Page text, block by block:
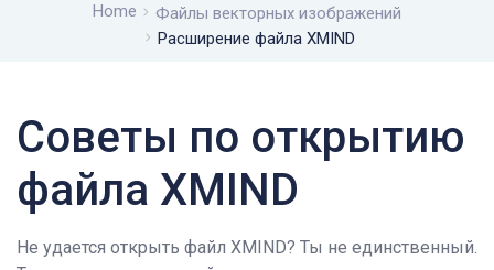
Home
Файлы векторных изображений
Расширение файла XMIND
Советы по открытию
файла XMIND
Не удается открыть файл XMIND? Ты не единственный.